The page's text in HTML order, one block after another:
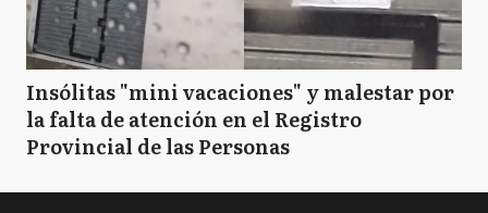
Insólitas "mini vacaciones" y malestar por
la falta de atención en el Registro
Provincial de las Personas